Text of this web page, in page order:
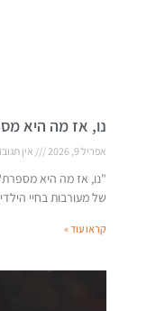
נו, אז מה היא
אפריל 9, 2026 אין
"נו, אז מה היא
של מעורבות בחיי
קראו עוד »